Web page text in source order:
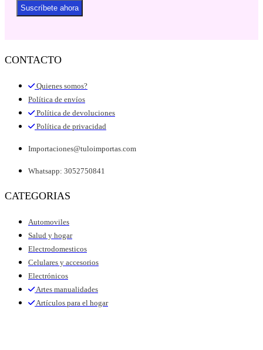
Suscríbete ahora
CONTACTO
Quienes somos?
Política de envíos
Política de devoluciones
Política de privacidad
Importaciones@tuloimportas.com
Whatsapp: 3052750841
CATEGORIAS
Automoviles
Salud y hogar
Electrodomesticos
Celulares y accesorios
Electrónicos
Artes manualidades
Artículos para el hogar